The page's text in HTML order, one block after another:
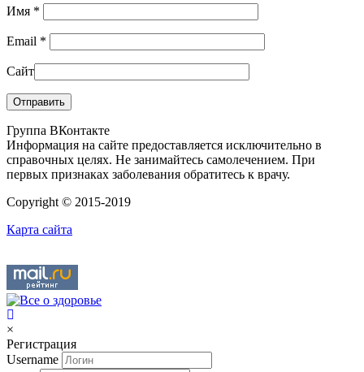
Имя *
Email *
Сайт
Группа ВКонтакте
Информация на сайте предоставляется исключительно в
справочных целях. Не занимайтесь самолечением. При
первых признаках заболевания обратитесь к врачу.
Copyright © 2015-2019
Карта сайта
×
Регистрация
Username